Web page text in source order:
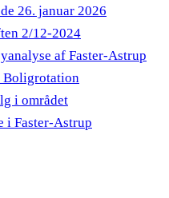
26. januar 2026
2/12-2024
af Faster-Astrup
Boligrotation
i området
i Faster-Astrup